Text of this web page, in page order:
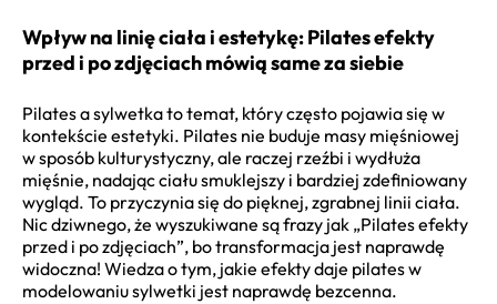
Wpływ na linię ciała i estetykę: Pilates efekty
przed i po zdjęciach mówią same za siebie
Pilates a sylwetka to temat, który często pojawia się w
kontekście estetyki. Pilates nie buduje masy mięśniowej
w sposób kulturystyczny, ale raczej rzeźbi i wydłuża
mięśnie, nadając ciału smuklejszy i bardziej zdefiniowany
wygląd. To przyczynia się do pięknej, zgrabnej linii ciała.
Nic dziwnego, że wyszukiwane są frazy jak „Pilates efekty
przed i po zdjęciach”, bo transformacja jest naprawdę
widoczna! Wiedza o tym, jakie efekty daje pilates w
modelowaniu sylwetki jest naprawdę bezcenna.